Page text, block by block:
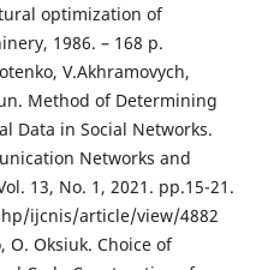
optimization of
1986. – 168 p.
V.Akhramovych,
Method of Determining
Data in Social Networks.
Networks and
13, No. 1, 2021. рр.15-21.
ijcnis/article/view/4882
O. Oksiuk. Choice of